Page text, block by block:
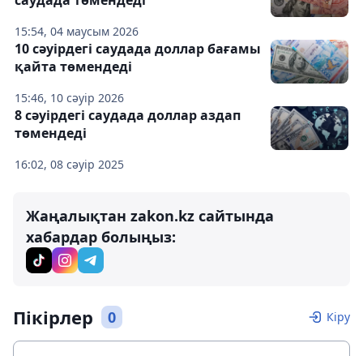
15:54, 04 маусым 2026
15:46, 10 сәуір 2026
10 сәуірдегі саудада доллар бағамы
қайта төмендеді
16:02, 08 сәуір 2025
8 сәуірдегі саудада доллар аздап
төмендеді
Жаңалықтан zakon.kz сайтында
хабардар болыңыз:
Пікірлер 0 Кіру